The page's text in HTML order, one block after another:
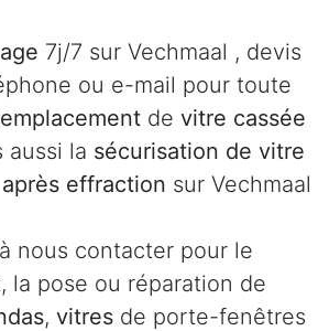
7j/7 sur Vechmaal , devis
ou e-mail pour toute
de vitre cassée
aussi la sécurisation de vitre
après effraction sur Vechmaal
nous contacter pour le
la pose ou réparation de
, vitres de porte-fenêtres